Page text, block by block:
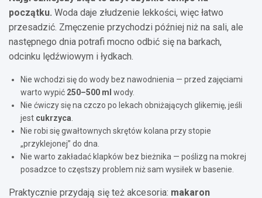
początku. Woda daje złudzenie lekkości, więc łatwo
przesadzić. Zmęczenie przychodzi później niż na sali, ale
następnego dnia potrafi mocno odbić się na barkach,
odcinku lędźwiowym i łydkach.
Nie wchodzi się do wody bez nawodnienia — przed zajęciami
warto wypić 250–500 ml wody.
Nie ćwiczy się na czczo po lekach obniżających glikemię, jeśli
jest cukrzyca
Nie robi się gwałtownych skrętów kolana przy stopie
„przyklejonej” do dna.
Nie warto zakładać klapków bez bieżnika — poślizg na mokrej
posadzce to częstszy problem niż sam wysiłek w basenie.
Praktycznie przydają się też akcesoria: makaron